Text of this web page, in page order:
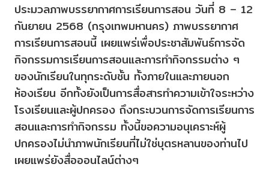
ประมวลภาพบรรยากาศการเรียนการสอน วันที่ 8 – 12
กันยายน 2568 (กรุงเทพมหานคร) ภาพบรรยากาศ
การเรียนการสอนนี้ เผยแพร่เพื่อประชาสัมพันธ์การจัด
กิจกรรมการเรียนการสอนและการทำกิจกรรมต่าง ๆ
ของนักเรียนในทุกระดับชั้น ทั้งภายในและภายนอก
ห้องเรียน อีกทั้งยังเป็นการสื่อสารทำความเข้าใจระหว่าง
โรงเรียนและผู้ปกครอง ถึงกระบวนการจัดการเรียนการ
สอนและการทำกิจกรรม ทั้งนี้ขอความอนุเคราะห์ผู้
ปกครองไม่นำภาพนักเรียนที่ไม่ใช่บุตรหลานของท่านไป
เผยแพร่ยังสื่อออนไลน์ต่างๆ